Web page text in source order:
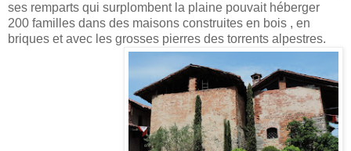
ses remparts qui surplombent la plaine pouvait héberger
200 familles dans des maisons construites en bois , en
briques et avec les grosses pierres des torrents alpestres.